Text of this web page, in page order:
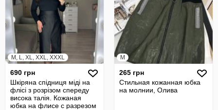
M, L, XL, XXL, XXXL
690 грн
Шкіряна спідниця міді на
флісі з розрізом спереду
висока талія. Кожаная
юбка на флисе с разрезом
M
265 грн
Стильная кожанная юбка
на молнии, Олива